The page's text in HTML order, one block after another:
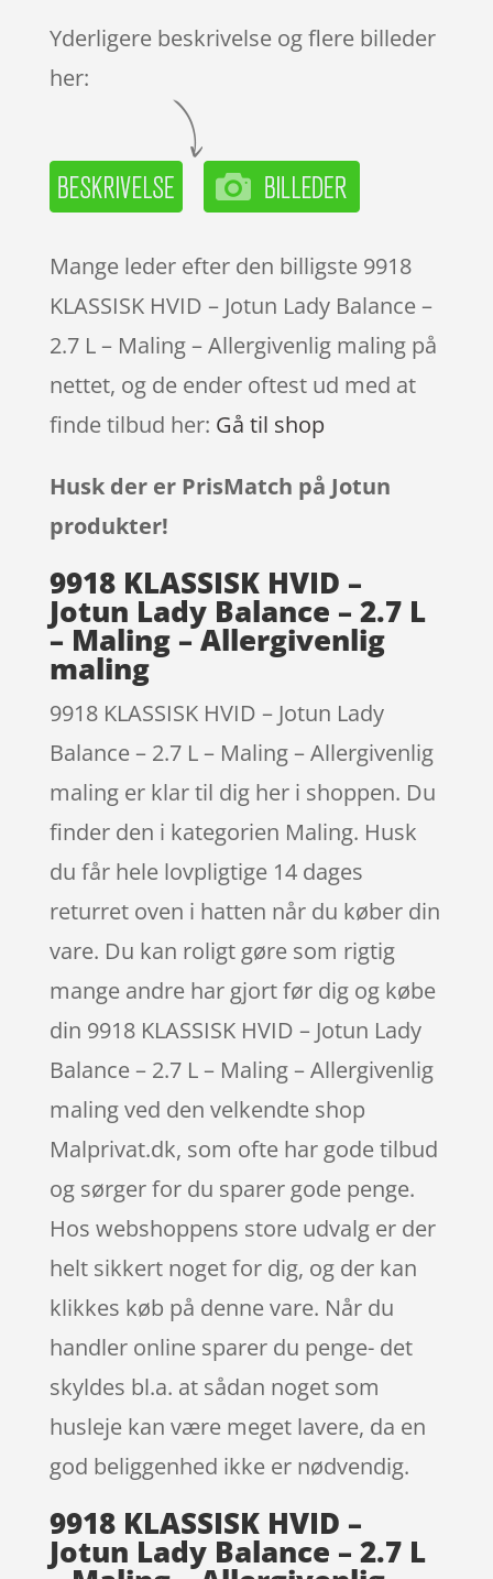
Yderligere beskrivelse og flere billeder
her:
Mange leder efter den billigste 9918
KLASSISK HVID – Jotun Lady Balance –
2.7 L – Maling – Allergivenlig maling på
nettet, og de ender oftest ud med at
finde tilbud her: Gå til shop
Husk der er PrisMatch på Jotun
produkter!
9918 KLASSISK HVID –
Jotun Lady Balance – 2.7 L
– Maling – Allergivenlig
maling
9918 KLASSISK HVID – Jotun Lady
Balance – 2.7 L – Maling – Allergivenlig
maling er klar til dig her i shoppen. Du
finder den i kategorien Maling. Husk
du får hele lovpligtige 14 dages
returret oven i hatten når du køber din
vare. Du kan roligt gøre som rigtig
mange andre har gjort før dig og købe
din 9918 KLASSISK HVID – Jotun Lady
Balance – 2.7 L – Maling – Allergivenlig
maling ved den velkendte shop
Malprivat.dk, som ofte har gode tilbud
og sørger for du sparer gode penge.
Hos webshoppens store udvalg er der
helt sikkert noget for dig, og der kan
klikkes køb på denne vare. Når du
handler online sparer du penge- det
skyldes bl.a. at sådan noget som
husleje kan være meget lavere, da en
god beliggenhed ikke er nødvendig.
9918 KLASSISK HVID –
Jotun Lady Balance – 2.7 L